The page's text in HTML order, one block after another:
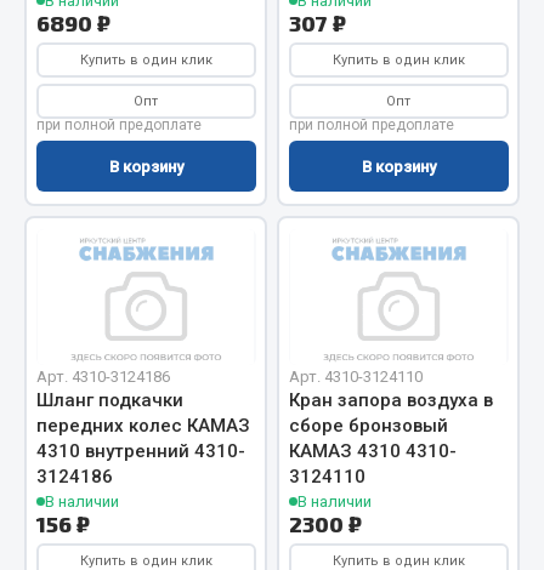
Двигатель
Мост задний
Система питания
Система выпуска газа
Система охлаждения
Тормозная система
Показать ещё
Весь раздел
Запчасти ЯМЗ
Двигатель
Система питания
Система выпуска газа
6890 ₽
Купить в один клик
Опт
при полной предоплате
В корзину
307 ₽
Купить в один клик
Опт
при полной предоплате
В корзину
Арт. 4310-3124186
Шланг подкачки
передних колес КАМАЗ
4310 внутренний 4310-
3124186
В наличии
156 ₽
Купить в один клик
Арт. 4310-3124110
Кран запора воздуха в
сборе бронзовый
КАМАЗ 4310 4310-
3124110
В наличии
2300 ₽
Купить в один клик